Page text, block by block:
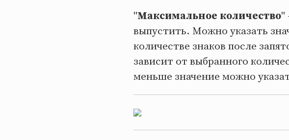
"Максимальное количество"
выпустить. Можно указать
количестве знаков после
зависит от выбранного
меньше значение можно